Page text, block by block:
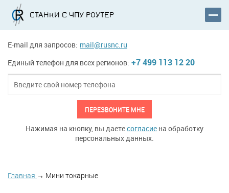
СТАНКИ С ЧПУ РОУТЕР
E-mail для запросов: mail@rusnc.ru
Единый телефон для всех регионов: +7 499 113 12 20
ПЕРЕЗВОНИТЕ МНЕ
Нажимая на кнопку, вы даетесогласие на обработку
персональных данных.
Главная → Мини токарные